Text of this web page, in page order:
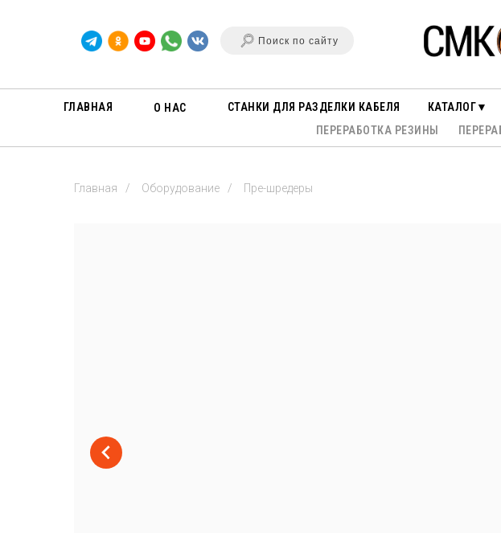
КАТАЛОГ▼
ГЛАВНАЯ
ПЕРЕРАБОТКА РЕЗИНЫ
О НАС СТАНКИ ДЛЯ РАЗДЕЛКИ КАБЕЛЯ
Поиск по сайту
Главная / Оборудование / Пре-шредеры